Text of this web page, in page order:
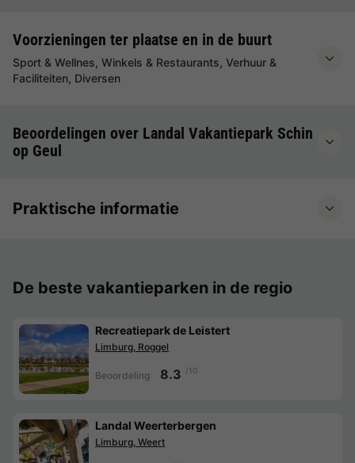
Voorzieningen ter plaatse en in de buurt
Sport & Wellnes, Winkels & Restaurants, Verhuur &
Faciliteiten, Diversen
Beoordelingen over Landal Vakantiepark Schin
op Geul
Praktische informatie
De beste vakantieparken in de regio
Recreatiepark de Leistert
Limburg, Roggel
Beoordeling 8.3 /10
Landal Weerterbergen
Limburg, Weert